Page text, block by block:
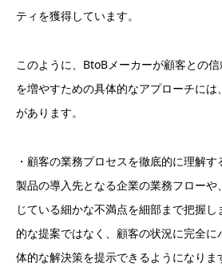
ティを獲得しています。
このように、BtoBメーカーが顧客との
を増やすための具体的なアプローチには
があります。
・顧客の業務プロセスを徹底的に理解す
製品の導入先となる企業の業務フロー
じている細かな不満点を細部まで把握
的な提案ではなく、顧客の状況に完全
体的な解決策を提示できるようになりま